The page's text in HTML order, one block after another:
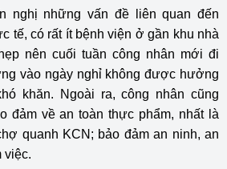
nghị những vấn đề liên quan đến
tế, có rất ít bệnh viện ở gần khu nhà
nên cuối tuần công nhân mới đi
vào ngày nghỉ không được hưởng
khăn. Ngoài ra, công nhân cũng
đảm về an toàn thực phẩm, nhất là
quanh KCN; bảo đảm an ninh, an
việc.